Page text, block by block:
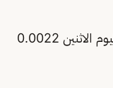
سعر الريال مقابل الروبية الإندونيسية، اليوم الاثنين 0.0022